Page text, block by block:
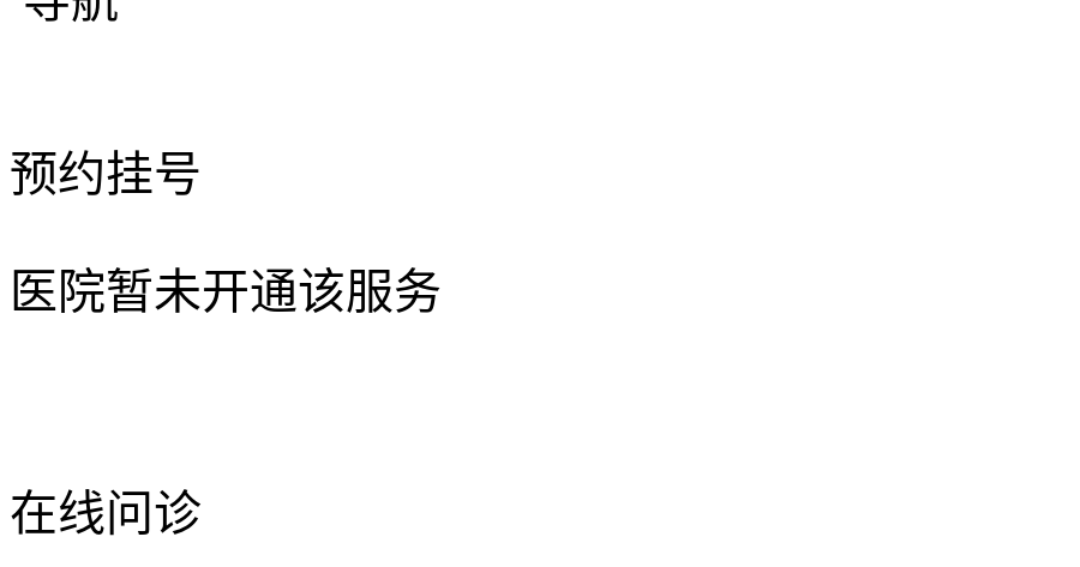
预约挂号
医院暂未开通该服务
在线问诊